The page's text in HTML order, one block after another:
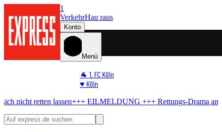
1
VerkehrHau raus
Konto
Menü
🐐 1. FC Köln
♥️ Köln
🏆 Sport
lassen+++ EILMELDUNG +++Rettungs-Drama am RheinMann